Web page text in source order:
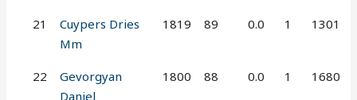
21
Cuypers Dries
Mm
1819 89 0.0 1 1301
22
Gevorgyan
Daniel
1800 88 0.0 1 1680